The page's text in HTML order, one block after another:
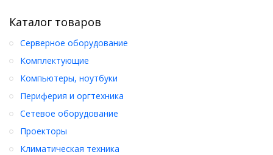
Каталог товаров
Серверное оборудование
Комплектующие
Компьютеры, ноутбуки
Периферия и оргтехника
Сетевое оборудование
Проекторы
Климатическая техника